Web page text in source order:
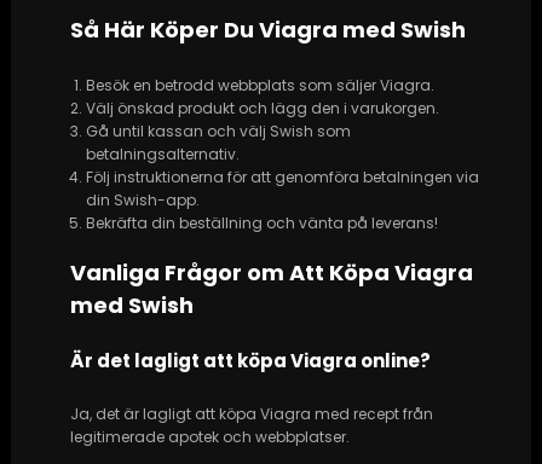
Så Här Köper Du Viagra med Swish
Besök en betrodd webbplats som säljer Viagra.
Välj önskad produkt och lägg den i varukorgen.
Gå until kassan och välj Swish som
betalningsalternativ.
Följ instruktionerna för att genomföra betalningen via
din Swish-app.
Bekräfta din beställning och vänta på leverans!
Vanliga Frågor om Att Köpa Viagra
med Swish
Är det lagligt att köpa Viagra online?
Ja, det är lagligt att köpa Viagra med recept från
legitimerade apotek och webbplatser.